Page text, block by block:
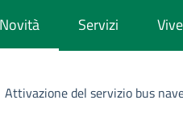
Novità Servizi
Attivazione del servizio bus